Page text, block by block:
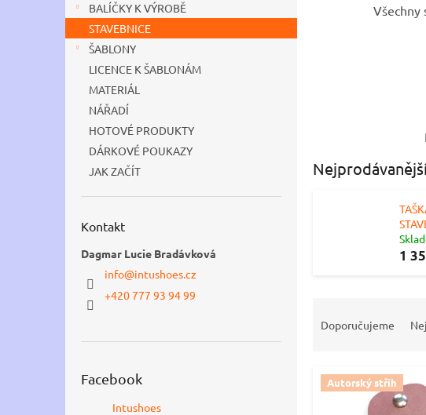
BALÍČKY K VÝROBĚ
STAVEBNICE
ŠABLONY
LICENCE K ŠABLONÁM
MATERIÁL
NÁŘADÍ
HOTOVÉ PRODUKTY
DÁRKOVÉ POUKAZY
JAK ZAČÍT
Kontakt
Dagmar Lucie Bradávková
info@intushoes.cz
+420 777 93 94 99
Facebook
Intushoes
Všechny
1
Doporučujeme
V Autorský střih